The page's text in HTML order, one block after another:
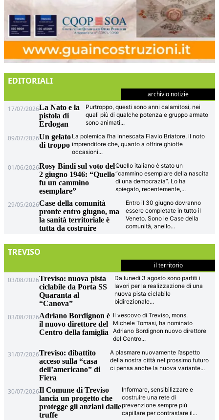
EDITORIALI
archivio notizie
17/07/2026La Nato e la
pistola di
Erdogan
Purtroppo, questi sono anni calamitosi, nei
quali più di qualche potenza e gruppo armato
sono animati...
09/07/2026Un gelato
di troppo
La polemica l’ha innescata Flavio Briatore, il noto
imprenditore che, quanto a offrire ghiotte
occasioni...
01/06/2026Rosy Bindi sul voto del
2 giugno 1946: “Quello
fu un cammino
esemplare”
Quello italiano è stato un
“cammino esemplare della nascita
di una democrazia”. Lo ha
spiegato, recentemente,...
29/05/2026Case della comunità
pronte entro giugno, ma
la sanità territoriale è
tutta da costruire
Entro il 30 giugno dovranno
essere completate in tutto il
Veneto. Sono le Case della
comunità, anello...
TREVISO
il territorio
03/08/2026Treviso: nuova pista
ciclabile da Porta SS
Quaranta al
“Canova”
Da lunedì 3 agosto sono partiti i
lavori per la realizzazione di una
nuova pista ciclabile
bidirezionale...
03/08/2026Adriano Bordignon è
il nuovo direttore del
Centro della famiglia
Il vescovo di Treviso, mons.
Michele Tomasi, ha nominato
Adriano Bordignon nuovo direttore
del Centro...
31/07/2026Treviso: dibattito
acceso sulla “casa
dell’americano” di
Fiera
A plasmare nuovamente l’aspetto
della nostra città nel prossimo futuro
ci pensa anche la nuova variante...
30/07/2026Il Comune di Treviso
lancia un progetto che
protegge gli anziani dalle
truffe
Informare, sensibilizzare e
costruire una rete di
prevenzione sempre più
capillare per contrastare il...